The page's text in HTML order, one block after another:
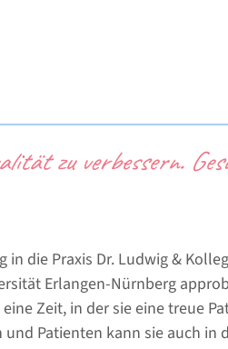
zu verbessern.
die Praxis Dr. Ludwig &
Erlangen-Nürnberg
Zeit, in der sie eine treue
Patienten kann sie auch in